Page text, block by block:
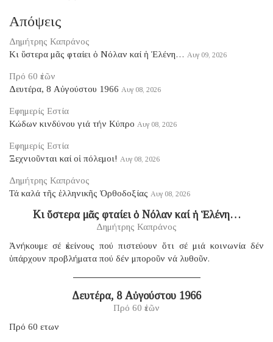
Απόψεις
Δημήτρης Καπράνος
Κι ὕστερα μᾶς φταίει ὁ Νόλαν καί ἡ Ἑλένη… Αυγ 09, 2026
Πρό 60 ἐτῶν
Δευτέρα, 8 Αὐγούστου 1966 Αυγ 08, 2026
Εφημερίς Εστία
Κώδων κινδύνου γιά τήν Κύπρο Αυγ 08, 2026
Εφημερίς Εστία
Ξεχνιοῦνται καί οἱ πόλεμοι! Αυγ 08, 2026
Δημήτρης Καπράνος
Τά καλά τῆς ἑλληνικῆς Ὀρθοδοξίας Αυγ 08, 2026
Κι ὕστερα μᾶς φταίει ὁ Νόλαν καί ἡ Ἑλένη…
Δημήτρης Καπράνος
Ἀνήκουμε σέ ἐκείνους πού πιστεύουν ὅτι σέ μιά κοινωνία δέν
ὑπάρχουν προβλήματα πού δέν μποροῦν νά λυθοῦν.
Δευτέρα, 8 Αὐγούστου 1966
Πρό 60 ἐτῶν
Πρό 60 ετων